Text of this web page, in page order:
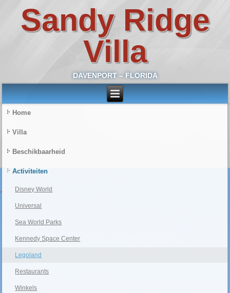
Sandy Ridge
Villa
DAVENPORT – FLORIDA
Home
Villa
Beschikbaarheid
Activiteiten
Disney World
Universal
Sea World Parks
Kennedy Space Center
Legoland
Restaurants
Winkels